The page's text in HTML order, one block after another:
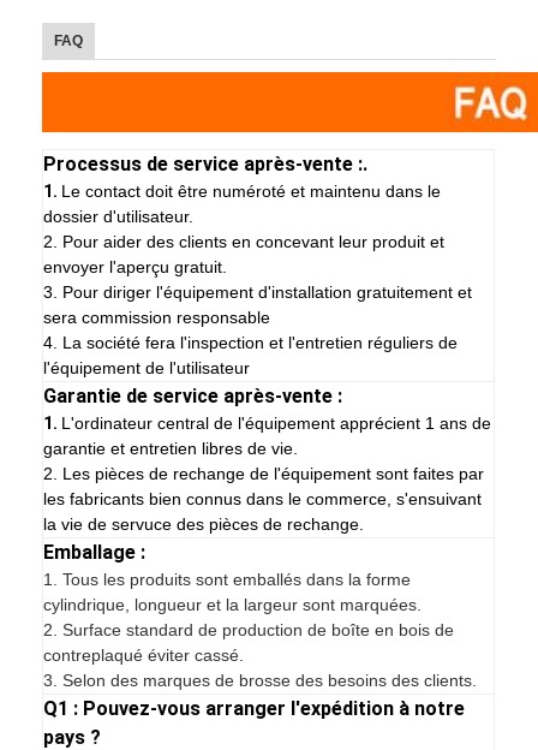
FAQ
Processus de service après-vente :.
1. Le contact doit être numéroté et maintenu dans le
dossier d'utilisateur.
2. Pour aider des clients en concevant leur produit et
envoyer l'aperçu gratuit.
3. Pour diriger l'équipement d'installation gratuitement et
sera commission responsable
4. La société fera l'inspection et l'entretien réguliers de
l'équipement de l'utilisateur
Garantie de service après-vente :
1. L'ordinateur central de l'équipement apprécient 1 ans de
garantie et entretien libres de vie.
2. Les pièces de rechange de l'équipement sont faites par
les fabricants bien connus dans le commerce, s'ensuivant
la vie de servuce des pièces de rechange.
Emballage :
1.Tous les produits sont emballés dans la forme
cylindrique, longueur et la largeur sont marquées.
2. Surface standard de production de boîte en bois de
contreplaqué éviter cassé.
3. Selon des marques de brosse des besoins des clients.
Q1 : Pouvez-vous arranger l'expédition à notre
pays ?